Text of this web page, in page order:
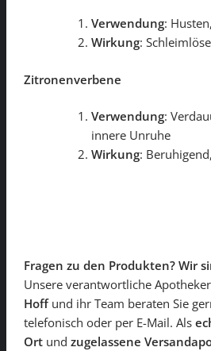
Verwendung:
Wirkung:
Zitronenverbene
Verwendung:
innere Unruhe
Wirkung:
Fragen zu den Produkten? Wir
Unsere verantwortliche
Hoffund ihr Team beraten Sie
telefonisch oder per E-Mail. Als
Ort und zugelassene